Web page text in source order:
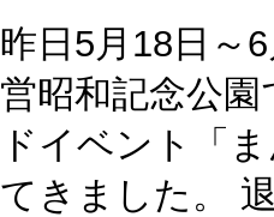
昨日5月18日～
営昭和記念公
ドイベント「
てきました。